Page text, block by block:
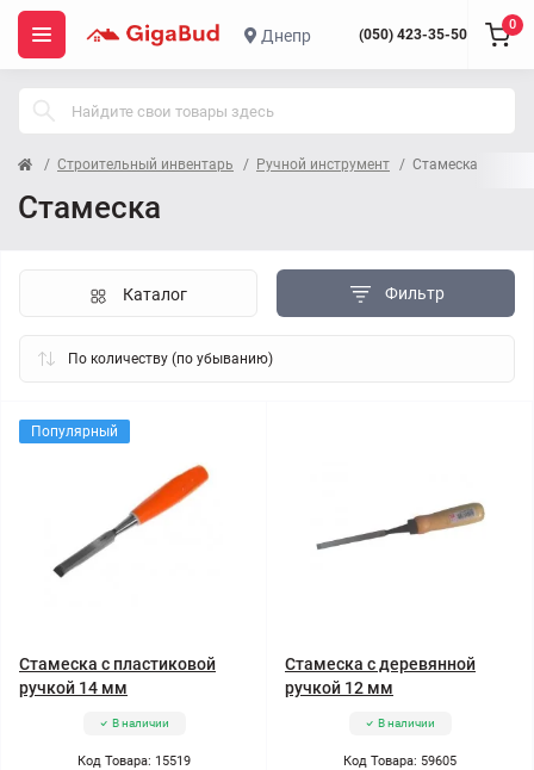
Днепр (050) 423-35-50
0
Строительный инвентарь Ручной инструмент Стамеска
Стамеска
Фильтр
Каталог
Популярный
Стамеска с пластиковой
ручкой 14 мм
В наличии
Код Товара: 15519
Стамеска с деревянной
ручкой 12 мм
В наличии
Код Товара: 59605